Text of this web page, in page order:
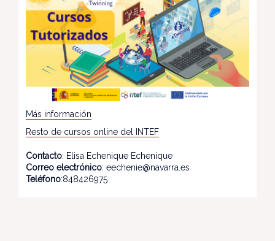
Más información
Resto de cursos online del INTEF
Contacto: Elisa Echenique Echenique
Correo electrónico: eechenie@navarra.es
Teléfono:848426975